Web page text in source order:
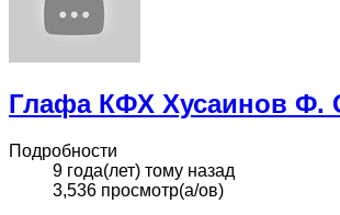
Глафа КФХ Хусаинов Ф.
Подробности
9 года(лет) тому назад
3,536 просмотр(а/ов)